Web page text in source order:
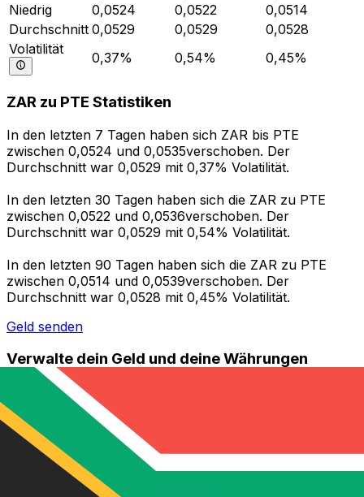
Niedrig
0,0524 0,0522
0,0514
Durchschnitt 0,0529 0,0529
0,0528
Volatilität
0,37% 0,54% 0,45%
ZAR zu PTE Statistiken
In den letzten 7 Tagen haben sich ZAR bis PTE
zwischen 0,0524 und 0,0535verschoben. Der
Durchschnitt war 0,0529 mit 0,37% Volatilität.
In den letzten 30 Tagen haben sich die ZAR zu PTE
zwischen 0,0522 und 0,0536verschoben. Der
Durchschnitt war 0,0529 mit 0,54% Volatilität.
In den letzten 90 Tagen haben sich die ZAR zu PTE
zwischen 0,0514 und 0,0539verschoben. Der
Durchschnitt war 0,0528 mit 0,45% Volatilität.
Geld senden
Verwalte dein Geld und deine Währungen
unterwegs.
Die Xe-App bietet alles, was du für globale Geldtransfers
und Währungsmanagement benötigst. Währungen
umrechnen, Kursbenachrichtigungen einrichten und
Geld ins Ausland überweisen, ohne versteckte
Gebühren. Heute herunterladen!